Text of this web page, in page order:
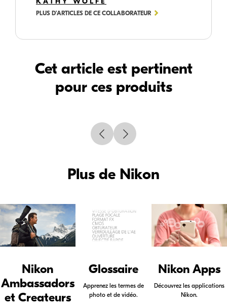
PLUS D’ARTICLES DE CE COLLABORATEUR
Cet article est pertinent
pour ces produits
Plus de Nikon
Nikon
Ambassadors
et Createurs
Glossaire
Apprenez les termes de
photo et de vidéo.
Nikon Apps
Découvrez les applications
Nikon.